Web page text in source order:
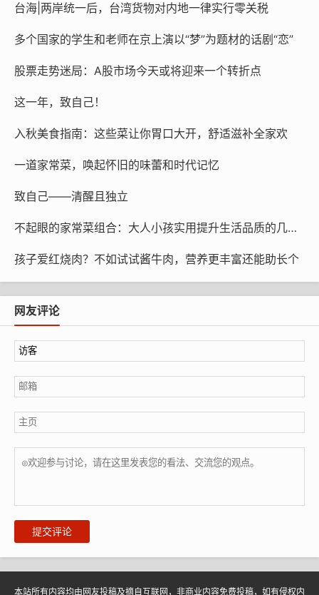
台海|两岸统一后，台湾货物对内地一律实行零关税
多个国家的学生和老师在京上演以“梦”为题材的话剧“恋”
股票走势迷局：A股市场今天或将迎来一个转折点
这一年，致自己！
入秋美食指南：这些菜让你胃口大开，舒适滋补全家欢
一道家常菜，唤起怀旧的味蕾和时代记忆
致自己——清醒且独立
不起眼的家常菜组合：大人小孩实用提升生活品质的几大日常食材
孩子爱红烧肉？不如试试酱牛肉，营养更丰富还能助长个
网友评论
提交评论
本站所有内容均由网友投稿及摘自互联网，非商业内容免费投稿，如有侵权内